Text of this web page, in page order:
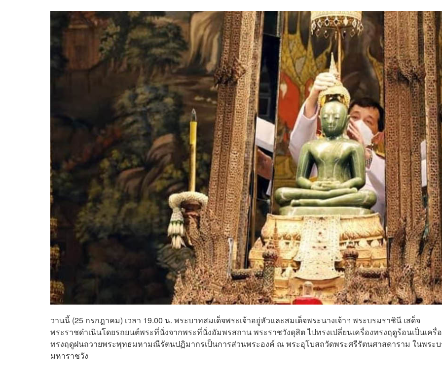
วานนี้ (25 กรกฎาคม) เวลา 19.00 น. พระบาทสมเด็จพระเจ้าอยู่หัวและสมเด็จพระนางเจ้าฯ พระบรมราชินี เสด็จ
พระราชดำเนินโดยรถยนต์พระที่นั่งจากพระที่นั่งอัมพรสถาน พระราชวังดุสิต ไปทรงเปลี่ยนเครื่องทรงฤดูร้อนเป็นเครื่
ทรงฤดูฝนถวายพระพุทธมหามณีรัตนปฏิมากรเป็นการส่วนพระองค์ ณ พระอุโบสถวัดพระศรีรัตนศาสดาราม ในพระ
มหาราชวัง